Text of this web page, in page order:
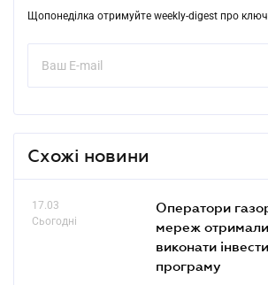
Щопонеділка отримуйте weekly-digest про
Схожі новини
17.03
Сьогодні
Оператори
мереж отримали
виконати
програму